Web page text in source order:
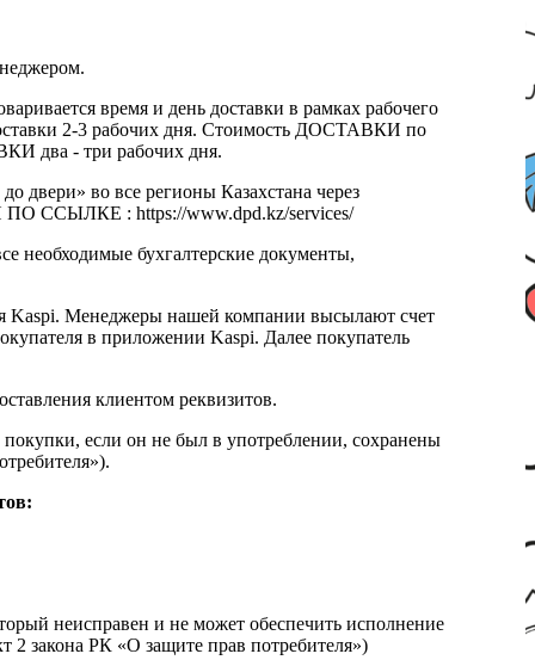
время и день доставки в рамках рабочего
2-3 рабочих дня. Стоимость ДОСТАВКИ по
два - три рабочих дня.
двери» во все регионы Казахстана через
ПО ССЫЛКЕ : https://www.dpd.kz/services/
необходимые бухгалтерские документы,
Менеджеры нашей компании высылают счет
в приложении Kaspi. Далее покупатель
клиентом реквизитов.
если он не был в употреблении, сохранены
неисправен и не может обеспечить исполнение
2 закона РК «О защите прав потребителя»)